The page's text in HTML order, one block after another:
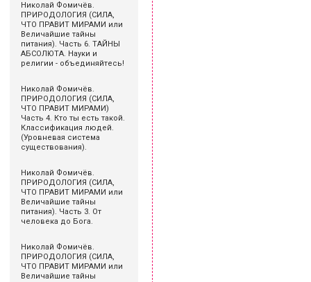
Николай Фомичёв.
ПРИРОДОЛОГИЯ (СИЛА,
ЧТО ПРАВИТ МИРАМИ или
Величайшие тайны
питания). Часть 6. ТАЙНЫ
АБСОЛЮТА. Науки и
религии - объединяйтесь!
Николай Фомичёв.
ПРИРОДОЛОГИЯ (СИЛА,
ЧТО ПРАВИТ МИРАМИ)
Часть 4. Кто ты есть такой.
Классификация людей.
(Уровневая система
существования).
Николай Фомичёв.
ПРИРОДОЛОГИЯ (СИЛА,
ЧТО ПРАВИТ МИРАМИ или
Величайшие тайны
питания). Часть 3. От
человека до Бога.
Николай Фомичёв.
ПРИРОДОЛОГИЯ (СИЛА,
ЧТО ПРАВИТ МИРАМИ или
Величайшие тайны